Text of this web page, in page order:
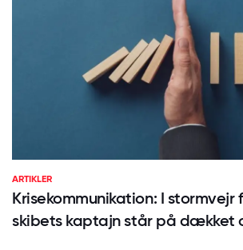
ARTIKLER
Krisekommunikation: I
skibets kaptajn står på dækket